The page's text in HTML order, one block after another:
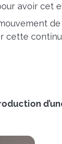
avoir cet
cette